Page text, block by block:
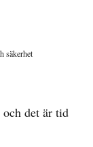
säkerhet
och det är tid